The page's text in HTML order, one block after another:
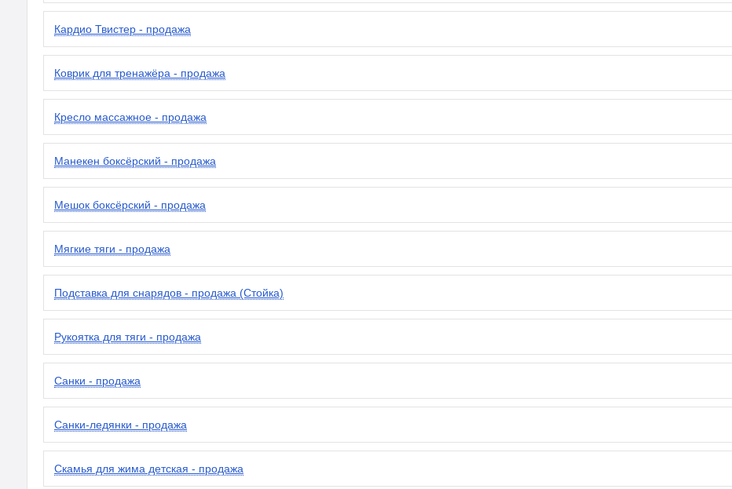
Кардио Твистер - продажа
Коврик для тренажёра - продажа
Кресло массажное - продажа
Манекен боксёрский - продажа
Мешок боксёрский - продажа
Мягкие тяги - продажа
Подставка для снарядов - продажа (Стойка)
Рукоятка для тяги - продажа
Санки - продажа
Санки-ледянки - продажа
Скамья для жима детская - продажа